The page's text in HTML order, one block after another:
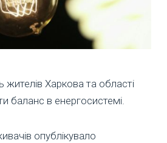
жителів Харкова та області
баланс в енергосистемі.
опублікувало